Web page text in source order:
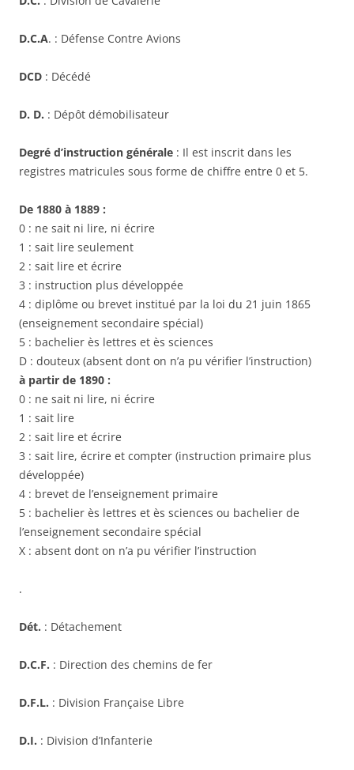
D.C.A. : Défense Contre Avions
DCD : Décédé
D. D. : Dépôt démobilisateur
Degré d’instruction générale : Il est inscrit dans les
registres matricules sous forme de chiffre entre 0 et 5.
De 1880 à 1889 :
0 : ne sait ni lire, ni écrire
1 : sait lire seulement
2 : sait lire et écrire
3 : instruction plus développée
4 : diplôme ou brevet institué par la loi du 21 juin 1865
(enseignement secondaire spécial)
5 : bachelier ès lettres et ès sciences
D : douteux (absent dont on n’a pu vérifier l’instruction)
à partir de 1890 :
0 : ne sait ni lire, ni écrire
1 : sait lire
2 : sait lire et écrire
3 : sait lire, écrire et compter (instruction primaire plus
développée)
4 : brevet de l’enseignement primaire
5 : bachelier ès lettres et ès sciences ou bachelier de
l’enseignement secondaire spécial
X : absent dont on n’a pu vérifier l’instruction
.
Dét. : Détachement
D.C.F. : Direction des chemins de fer
D.F.L. : Division Française Libre
D.I. : Division d’Infanterie